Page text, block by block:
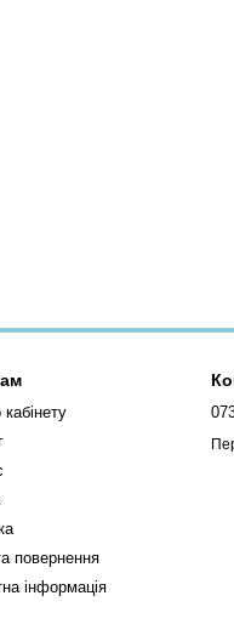
повернення
інформація